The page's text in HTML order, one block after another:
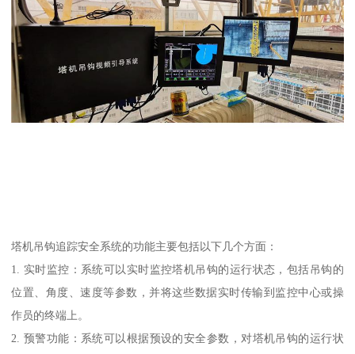
塔机吊钩追踪安全系统的功能主要包括以下几个方面：
1. 实时监控：系统可以实时监控塔机吊钩的运行状态，包括吊钩的
位置、角度、速度等参数，并将这些数据实时传输到监控中心或操
作员的终端上。
2. 预警功能：系统可以根据预设的安全参数，对塔机吊钩的运行状